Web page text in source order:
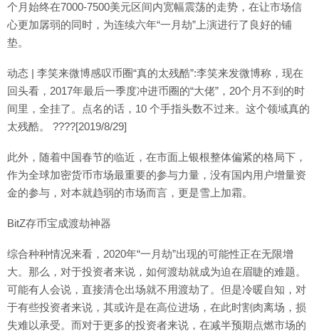
个月始终在7000-7500美元区间内宽幅震荡的走势，在让市场信
心更加孱弱的同时，为连续六年“一月劫”上演进行了良好的铺
垫。
动态 | 李笑来微博感叹币圈“真的太残酷”:李笑来发微博称，现在
回头看，2017年最后一季度冲进币圈的“大佬”，20个月不到的时
间里，全挂了。点名的话，10 个手指头数不过来。这个领域真的
太残酷。 ????[2019/8/29]
此外，随着中国春节的临近，在市面上银根整体偏紧的格局下，
作为全球加密货币市场最重要的参与力量，没有国内用户增量资
金的参与，对本就趋弱的市场而言，更是雪上加霜。
BitZ存币宝成渡劫神器
综合种种情况来看，2020年“一月劫”出现的可能性正在无限增
大。那么，对于投资者来说，如何渡劫就成为迫在眉睫的难题。
可能有人会说，直接清仓出场就不用渡劫了。但是冷暖自知，对
于有些投资者来说，其或许是在高位进场，在此时割肉离场，损
失难以承受。而对于更多的投资者来说，在减半预期点燃市场的